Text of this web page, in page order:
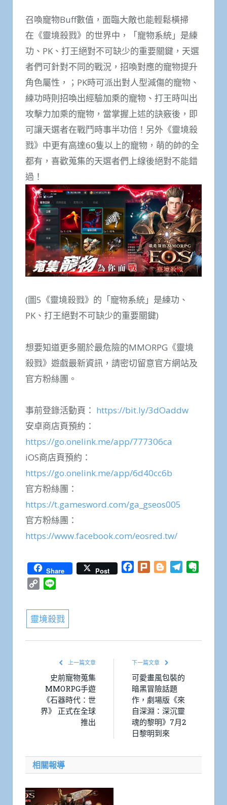
召喚寵物Buff數值，面臨大敵也能輕鬆橫掃
在《靈境殺戮》的世界中，「寵物系統」是練
功、PK、打王絕對不可缺少的重要關鍵，天選
者們可針對不同的戰況，招喚對應的寵物提升
角色屬性，；PK時可派出對人型減傷的寵物、
練功時則招喚出經驗加乘的寵物、打王時叫出
攻擊力加乘的寵物，當掌握上述的訣竅後，即
可讓天選者在戰鬥時事半功倍！另外《靈境殺
戮》中更有高達60隻以上的寵物，萌的帥的全
都有，喜歡蒐集的天選者們上線後絕對不能錯
過！
(圖5《靈境殺戮》的「寵物系統」是練功、
PK、打王絕對不可缺少的重要關鍵)
想要知道更多關於最危險的MMORPG《靈境
殺戮》遊戲最新資訊，請密切留意官方網站及
官方粉絲團。
事前登錄活動頁： https://bit.ly/3dOaddw
安卓商店頁預約：
https://go.onelink.me/app/777306ca
iOS商店頁預約：
https://go.onelink.me/app/6d40cc6b
官方粉絲團：
https://t.gamesword.com/ga_gseos005
官方粉絲團：
https://www.facebook.com/eosred.tw/
Share Post Facebook
Plurk BloggerTelegram
Copy
靈境殺戮
上一篇文章
史前寵物蒐集
MMORPG手遊
《石器時代：世
界》 正式在全球
推出
下一篇文章
可愛畫風包裝的
暗黑冒險話題
作，劇場版《來
自深淵：深沉靈
魂的黎明》7月2
日黎明到來
相關報導